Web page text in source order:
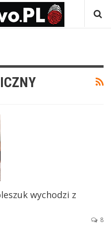
wychodzi z
8